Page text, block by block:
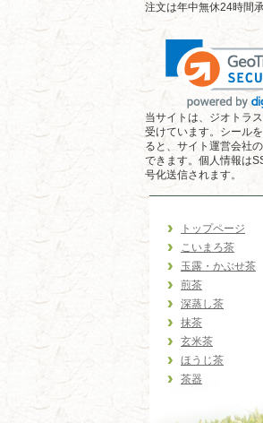
注文は年中無休24時間承
当サイトは、ジオトラ
受けています。シール
ると、サイト運営会社
できます。個人情報は
号化送信されます。
トップページ
こいまろ茶
玉露・かぶせ茶
煎茶
深蒸し茶
抹茶
玄米茶
ほうじ茶
茶器